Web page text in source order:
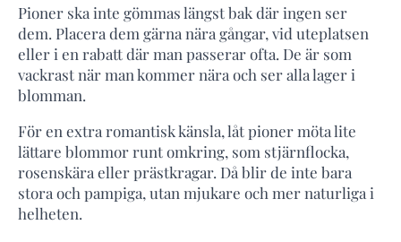
Pioner ska inte gömmas längst bak där ingen ser
dem. Placera dem gärna nära gångar, vid uteplatsen
eller i en rabatt där man passerar ofta. De är som
vackrast när man kommer nära och ser alla lager i
blomman.
För en extra romantisk känsla, låt pioner möta lite
lättare blommor runt omkring, som stjärnflocka,
rosenskära eller prästkragar. Då blir de inte bara
stora och pampiga, utan mjukare och mer naturliga i
helheten.